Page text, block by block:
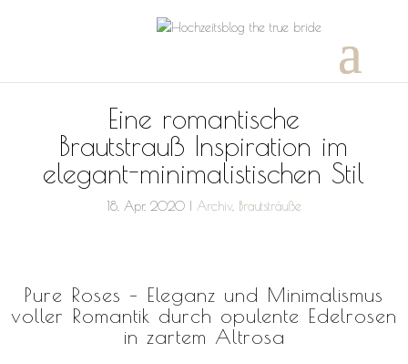
Eine romantische
Brautstrauß Inspiration im
elegant-minimalistischen Stil
18, Apr, 2020| Archiv, Brautsträuße
Pure Roses – Eleganz und Minimalismus
voller Romantik durch opulente Edelrosen
in zartem Altrosa